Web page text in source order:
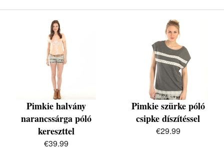
Pimkie halvány
narancssárga póló
kereszttel
€39.99
Pimkie szürke póló
csipke díszítéssel
€29.99